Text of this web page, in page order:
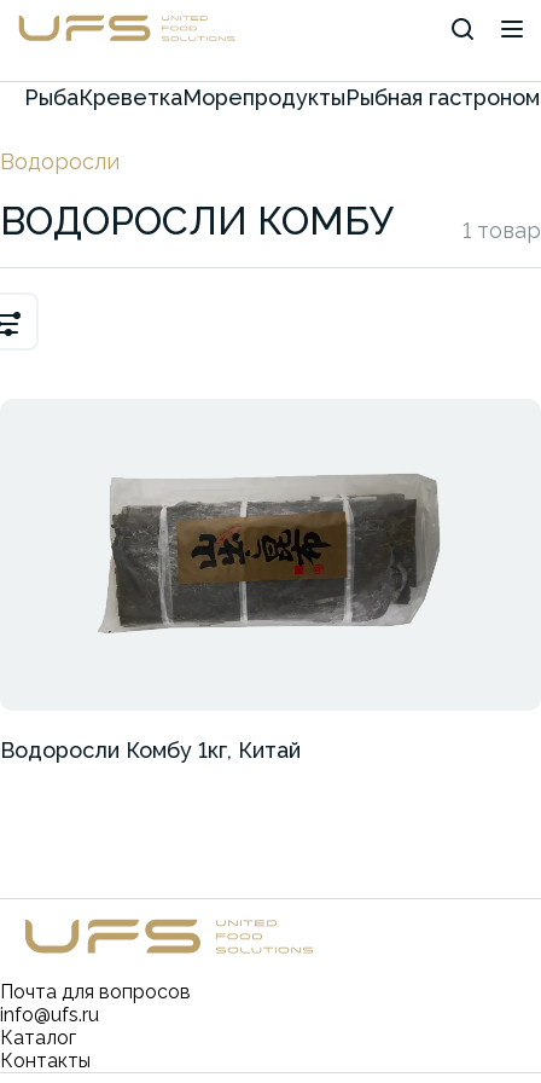
РыбаКреветкаМорепродуктыРыбная
Водоросли
ВОДОРОСЛИ КОМБУ 1 товар
Водоросли Комбу 1кг, Китай
Каталог
Контакты
Почта для вопросов
info@ufs.ru
еда
Икра